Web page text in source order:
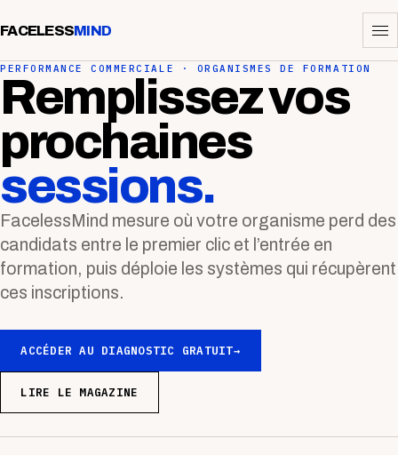
FACELESSMIND
PERFORMANCE COMMERCIALE · ORGANISMES DE FORMATION
Remplissez vos
prochaines
sessions.
FacelessMind mesure où votre organisme perd des
candidats entre le premier clic et l’entrée en
formation, puis déploie les systèmes qui récupèrent
ces inscriptions.
ACCÉDER AU DIAGNOSTIC GRATUIT→
LIRE LE MAGAZINE